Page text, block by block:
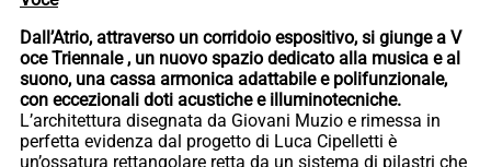
Dall’Atrio, attraverso un corridoio espositivo, si giunge a V
oce Triennale , un nuovo spazio dedicato alla musica e al
suono, una cassa armonica adattabile e polifunzionale,
con eccezionali doti acustiche e illuminotecniche.
L’architettura disegnata da Giovani Muzio e rimessa in
perfetta evidenza dal progetto di Luca Cipelletti è
un’ossatura rettangolare retta da un sistema di pilastri che